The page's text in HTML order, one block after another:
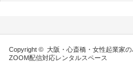
Copyright © 大阪・心斎橋・女性起業家の
ZOOM配信対応レンタルスペース